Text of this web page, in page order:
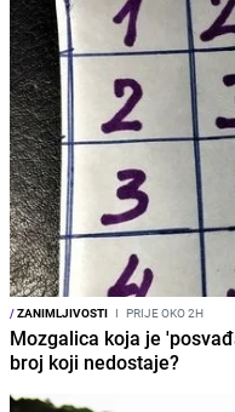
/ZANIMLJIVOSTI I PRIJE OKO 2H
Mozgalica koja je
broj koji nedostaje?